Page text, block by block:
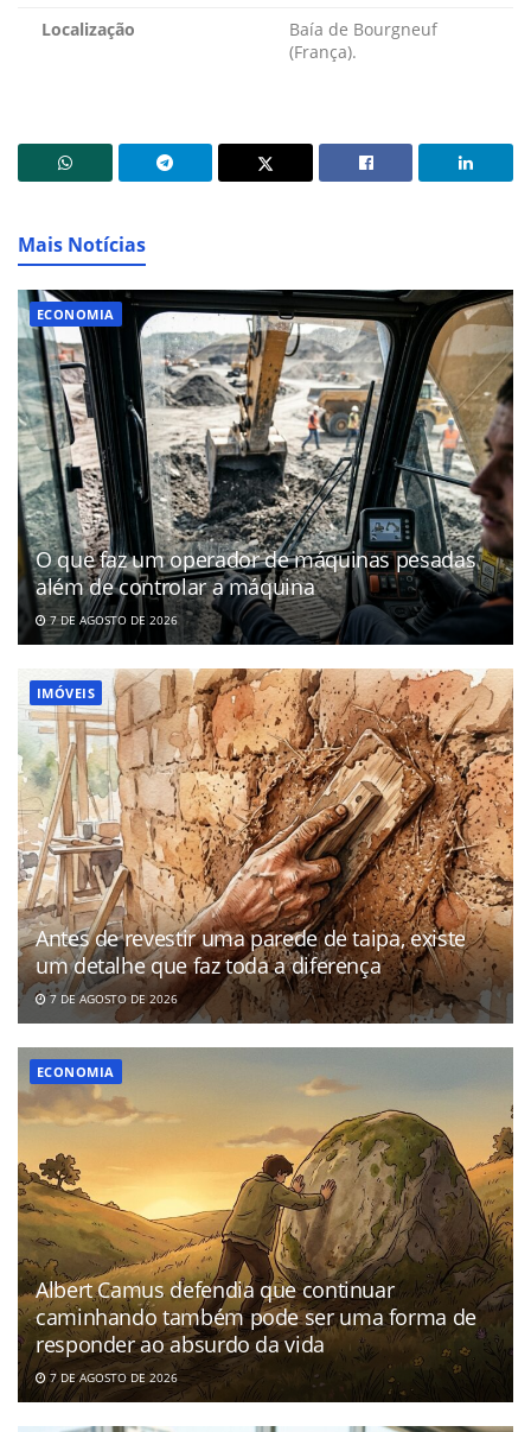
Localização
Baía de Bourgneuf
(França).
Mais Notícias
ECONOMIA
O que faz um operador de máquinas pesadas
além de controlar a máquina
7 DE AGOSTO DE 2026
IMÓVEIS
Antes de revestir uma parede de taipa, existe
um detalhe que faz toda a diferença
7 DE AGOSTO DE 2026
ECONOMIA
Albert Camus defendia que continuar
caminhando também pode ser uma forma de
responder ao absurdo da vida
7 DE AGOSTO DE 2026